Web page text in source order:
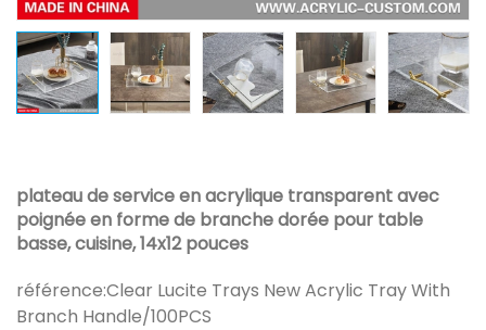
plateau de service en acrylique transparent avec
poignée en forme de branche dorée pour table
basse, cuisine, 14x12 pouces
référence:Clear Lucite Trays New Acrylic Tray With
Branch Handle/100PCS